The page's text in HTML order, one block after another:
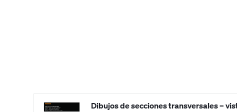
Dibujos de secciones transversales –